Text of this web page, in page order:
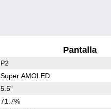
Pantalla
P2
Super AMOLED
5.5"
71.7%